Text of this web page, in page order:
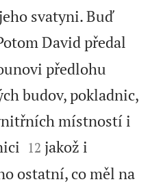
svatyni. Buď
David předal
předlohu
budov, pokladnic,
místností i


12 jakož i
ostatní, co měl na